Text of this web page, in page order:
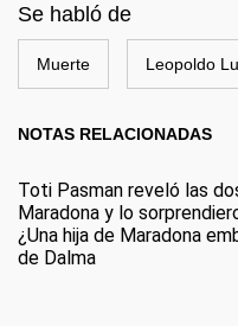
Se habló de
Muerte Leopoldo
NOTAS RELACIONADAS
Toti Pasman reveló las
Maradona y lo
¿Una hija de Maradona
de Dalma